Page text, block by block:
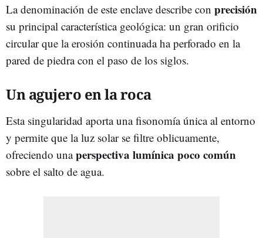
La denominación de este enclave describe con precisión
su principal característica geológica: un gran orificio
circular que la erosión continuada ha perforado en la
pared de piedra con el paso de los siglos.
Un agujero en la roca
Esta singularidad aporta una fisonomía única al entorno
y permite que la luz solar se filtre oblicuamente,
ofreciendo unaperspectiva lumínica poco común
sobre el salto de agua.